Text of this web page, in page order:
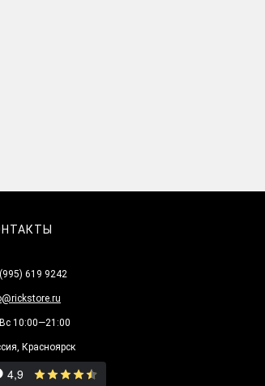
619 9242
10:00—21:00
Красноярск